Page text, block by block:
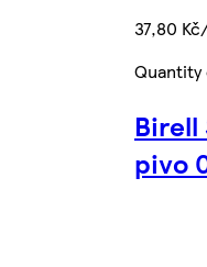
37,80
Birell
pivo